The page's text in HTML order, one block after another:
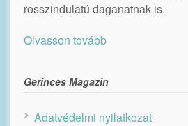
rosszindulatú daganatnak is.
Olvasson tovább
Gerinces Magazin
Adatvédelmi nyilatkozat